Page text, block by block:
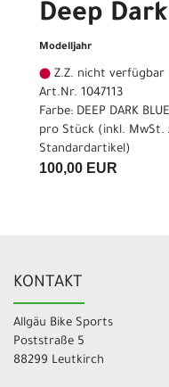
Deep
Modelljahr
Z.Z. nicht verfügbar
Art.Nr. 1047113
Farbe: DEEP DARK BLUE
pro Stück (inkl. MwSt.
Standardartikel)
100,00 EUR
KONTAKT
Allgäu Bike Sports
Poststraße 5
88299 Leutkirch